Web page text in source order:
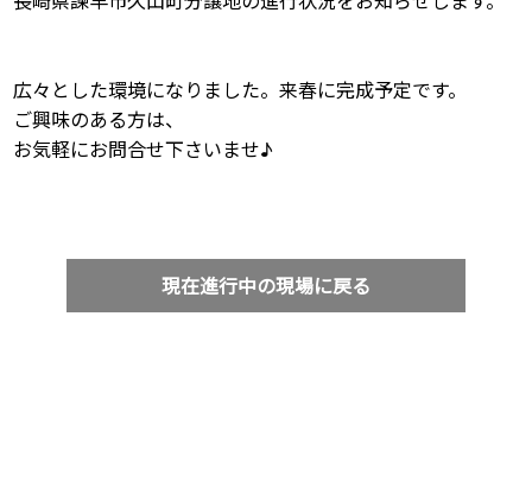
広々とした環境になりました。来春に完成予定です。
ご興味のある方は、
お気軽にお問合せ下さいませ♪
現在進行中の現場に戻る